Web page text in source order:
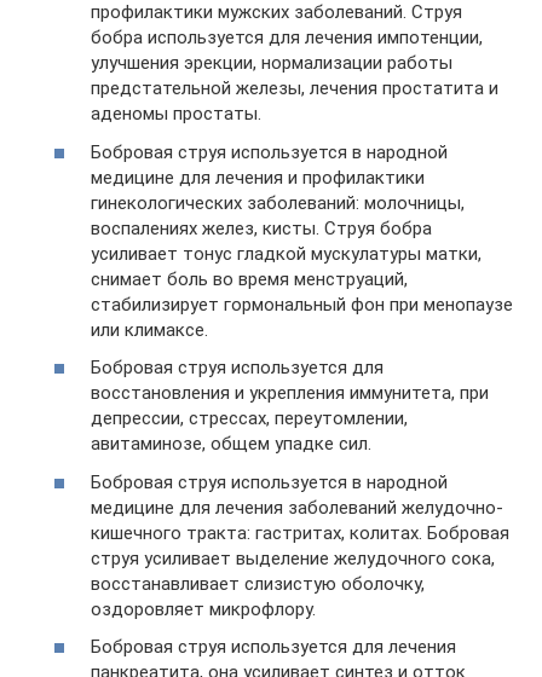
профилактики мужских заболеваний. Струя
бобра используется для лечения импотенции,
улучшения эрекции, нормализации работы
предстательной железы, лечения простатита и
аденомы простаты.
Бобровая струя используется в народной
медицине для лечения и профилактики
гинекологических заболеваний: молочницы,
воспалениях желез, кисты. Струя бобра
усиливает тонус гладкой мускулатуры матки,
снимает боль во время менструаций,
стабилизирует гормональный фон при менопаузе
или климаксе.
Бобровая струя используется для
восстановления и укрепления иммунитета, при
депрессии, стрессах, переутомлении,
авитаминозе, общем упадке сил.
Бобровая струя используется в народной
медицине для лечения заболеваний желудочно-
кишечного тракта: гастритах, колитах. Бобровая
струя усиливает выделение желудочного сока,
восстанавливает слизистую оболочку,
оздоровляет микрофлору.
Бобровая струя используется для лечения
панкреатита, она усиливает синтез и отток